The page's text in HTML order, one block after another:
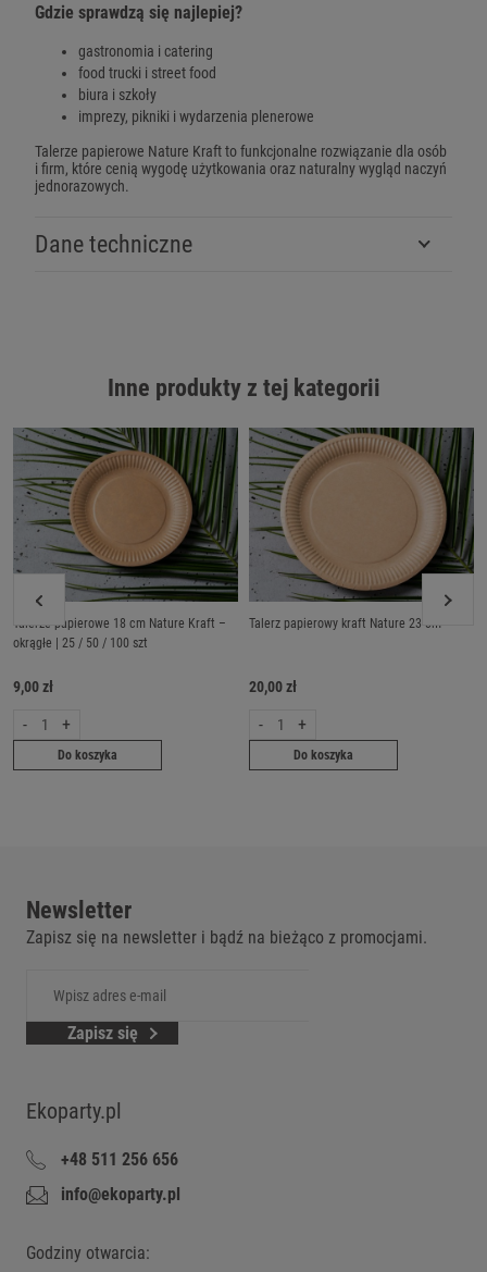
Gdzie sprawdzą się najlepiej?
gastronomia i catering
food trucki i street food
biura i szkoły
imprezy, pikniki i wydarzenia plenerowe
Talerze papierowe Nature Kraft to funkcjonalne rozwiązanie dla osób
i firm, które cenią wygodę użytkowania oraz naturalny wygląd naczyń
jednorazowych.
Dane techniczne
Inne produkty z tej kategorii
Talerze papierowe 18 cm Nature Kraft –
okrągłe | 25 / 50 / 100 szt
9,00 zł
- +
Do koszyka
Talerz papierowy kraft Nature 23 cm
20,00 zł
- +
Do koszyka
Newsletter
Zapisz się na newsletter i bądź na bieżąco z promocjami.
Zapisz się
Ekoparty.pl
+48 511 256 656
info@ekoparty.pl
Godziny otwarcia: